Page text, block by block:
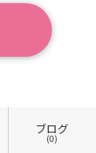
ブログ
(0)